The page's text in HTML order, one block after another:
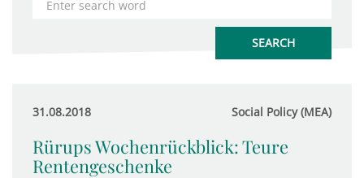
31.08.2018 Social Policy (MEA)
Rürups Wochenrückblick: Teure
Rentengeschenke